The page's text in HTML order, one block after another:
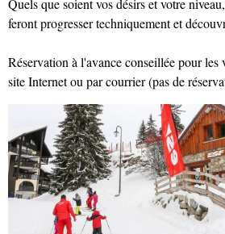
Quels que soient vos désirs et votre
feront progresser techniquement et
Réservation à l'avance conseillée pour les
site Internet ou par courrier (pas de